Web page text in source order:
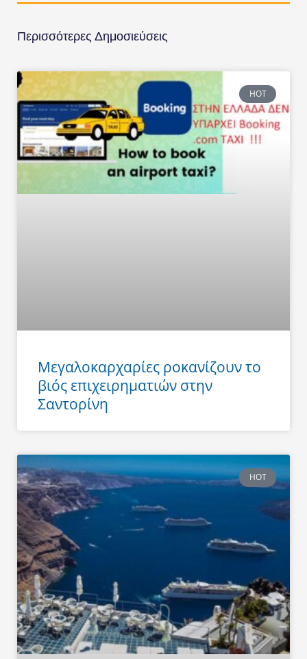
Περισσότερες Δημοσιεύσεις
HOT
Μεγαλοκαρχαρίες ροκανίζουν το
βιός επιχειρηματιών στην
Σαντορίνη
HOT